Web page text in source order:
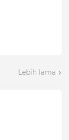
Lebih lama